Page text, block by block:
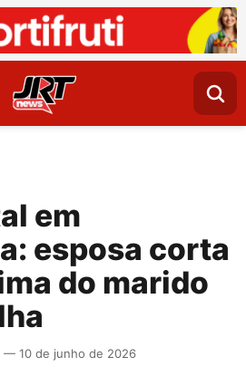
em
esposa corta
do marido
— 10 de junho de 2026